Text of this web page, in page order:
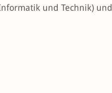
und Technik)